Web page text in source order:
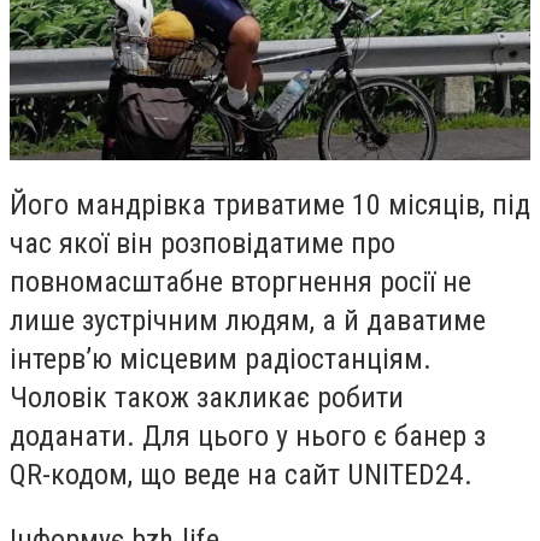
Його мандрівка триватиме 10 місяців, під
час якої він розповідатиме про
повномасштабне вторгнення росії не
лише зустрічним людям, а й даватиме
інтерв’ю місцевим радіостанціям.
Чоловік також закликає робити
доданати. Для цього у нього є банер з
QR-кодом, що веде на сайт UNITED24.